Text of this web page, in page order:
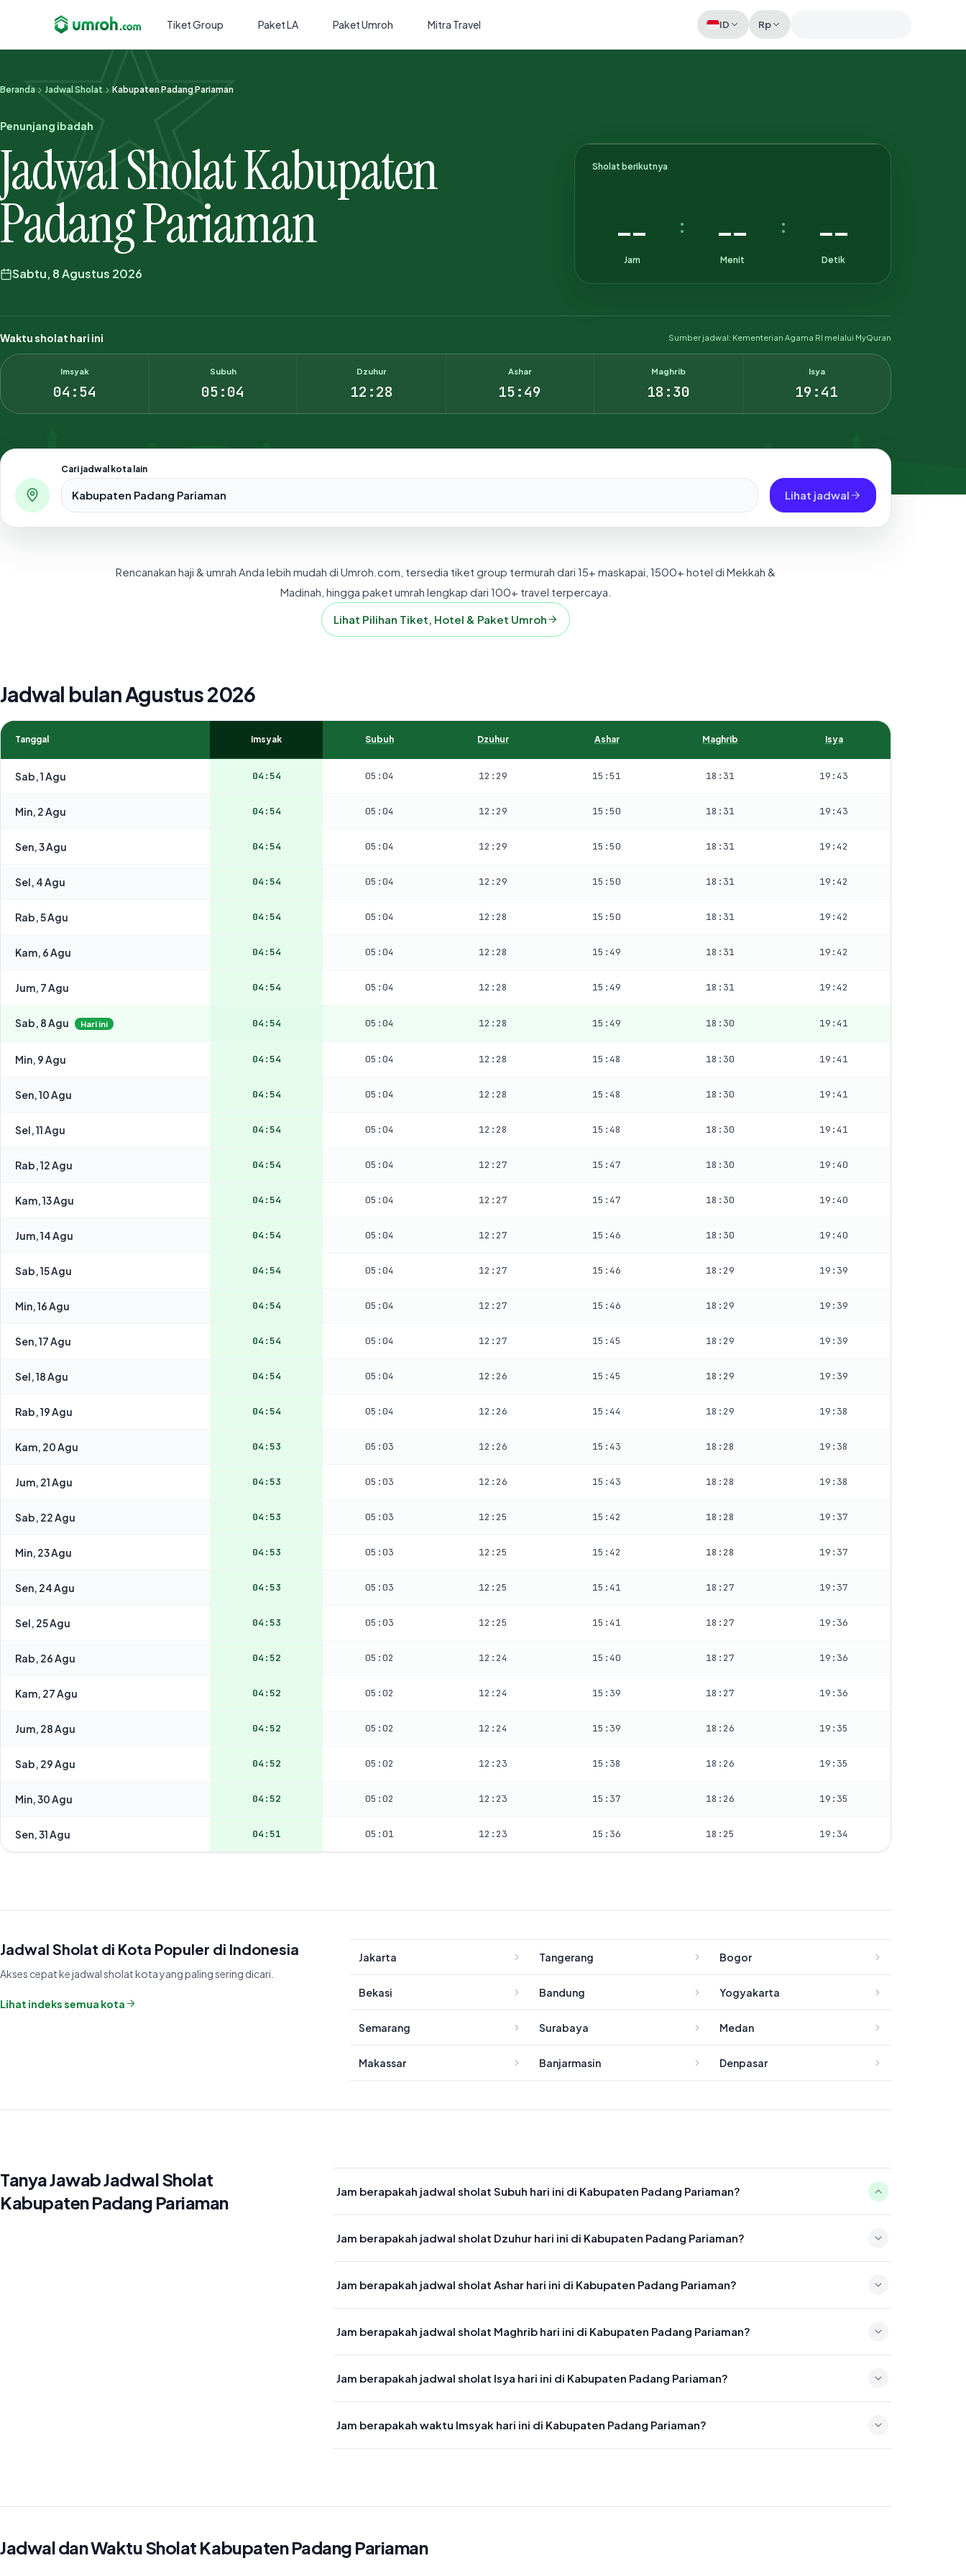
Tiket Group Paket LA Paket Umroh Mitra Travel ID Rp
Memeriksa sesi akun
Beranda Jadwal Sholat Kabupaten Padang Pariaman
Penunjang ibadah
Jadwal Sholat Kabupaten
Padang Pariaman
Sabtu, 8 Agustus 2026
Sholat berikutnya
--
Jam
: --
Menit
: --
Detik
Waktu sholat hari ini Sumber jadwal: Kementerian Agama RI melalui MyQuran
Imsyak
04:54
Subuh
05:04
Dzuhur
12:28
Ashar
15:49
Maghrib
18:30
Isya
19:41
Cari jadwal kota lain
Pilih salah satu dari 500+ kota dan kabupaten di Indonesia.
Lihat jadwal
Rencanakan haji & umrah Anda lebih mudah di Umroh.com, tersedia tiket group termurah dari 15+ maskapai, 1500+ hotel di Mekkah &
Madinah, hingga paket umrah lengkap dari 100+ travel terpercaya.
Lihat Pilihan Tiket, Hotel & Paket Umroh
Jadwal bulan Agustus 2026
Tanggal Imsyak Subuh Dzuhur Ashar Maghrib Isya
Sab, 1 Agu 04:54 05:04 12:29 15:51 18:31 19:43
Min, 2 Agu 04:54 05:04 12:29 15:50 18:31 19:43
Sen, 3 Agu 04:54 05:04 12:29 15:50 18:31 19:42
Sel, 4 Agu 04:54 05:04 12:29 15:50 18:31 19:42
Rab, 5 Agu 04:54 05:04 12:28 15:50 18:31 19:42
Kam, 6 Agu 04:54 05:04 12:28 15:49 18:31 19:42
Jum, 7 Agu 04:54 05:04 12:28 15:49 18:31 19:42
Sab, 8 Agu Hari ini 04:54 05:04 12:28 15:49 18:30 19:41
Min, 9 Agu 04:54 05:04 12:28 15:48 18:30 19:41
Sen, 10 Agu 04:54 05:04 12:28 15:48 18:30 19:41
Sel, 11 Agu 04:54 05:04 12:28 15:48 18:30 19:41
Rab, 12 Agu 04:54 05:04 12:27 15:47 18:30 19:40
Kam, 13 Agu 04:54 05:04 12:27 15:47 18:30 19:40
Jum, 14 Agu 04:54 05:04 12:27 15:46 18:30 19:40
Sab, 15 Agu 04:54 05:04 12:27 15:46 18:29 19:39
Min, 16 Agu 04:54 05:04 12:27 15:46 18:29 19:39
Sen, 17 Agu 04:54 05:04 12:27 15:45 18:29 19:39
Sel, 18 Agu 04:54 05:04 12:26 15:45 18:29 19:39
Rab, 19 Agu 04:54 05:04 12:26 15:44 18:29 19:38
Kam, 20 Agu 04:53 05:03 12:26 15:43 18:28 19:38
Jum, 21 Agu 04:53 05:03 12:26 15:43 18:28 19:38
Sab, 22 Agu 04:53 05:03 12:25 15:42 18:28 19:37
Min, 23 Agu 04:53 05:03 12:25 15:42 18:28 19:37
Sen, 24 Agu 04:53 05:03 12:25 15:41 18:27 19:37
Sel, 25 Agu 04:53 05:03 12:25 15:41 18:27 19:36
Rab, 26 Agu 04:52 05:02 12:24 15:40 18:27 19:36
Kam, 27 Agu 04:52 05:02 12:24 15:39 18:27 19:36
Jum, 28 Agu 04:52 05:02 12:24 15:39 18:26 19:35
Sab, 29 Agu 04:52 05:02 12:23 15:38 18:26 19:35
Min, 30 Agu 04:52 05:02 12:23 15:37 18:26 19:35
Sen, 31 Agu 04:51 05:01 12:23 15:36 18:25 19:34
Jadwal Sholat di Kota Populer di Indonesia
Akses cepat ke jadwal sholat kota yang paling sering dicari.
Lihat indeks semua kota
Jakarta Tangerang Bogor
Bekasi Bandung Yogyakarta
Semarang Surabaya Medan
Makassar Banjarmasin Denpasar
Tanya Jawab Jadwal Sholat
Kabupaten Padang Pariaman
Jam berapakah jadwal sholat Subuh hari ini di Kabupaten Padang Pariaman?
Jam berapakah jadwal sholat Dzuhur hari ini di Kabupaten Padang Pariaman?
Jam berapakah jadwal sholat Ashar hari ini di Kabupaten Padang Pariaman?
Jam berapakah jadwal sholat Maghrib hari ini di Kabupaten Padang Pariaman?
Jam berapakah jadwal sholat Isya hari ini di Kabupaten Padang Pariaman?
Jam berapakah waktu Imsyak hari ini di Kabupaten Padang Pariaman?
Jadwal dan Waktu Sholat Kabupaten Padang Pariaman